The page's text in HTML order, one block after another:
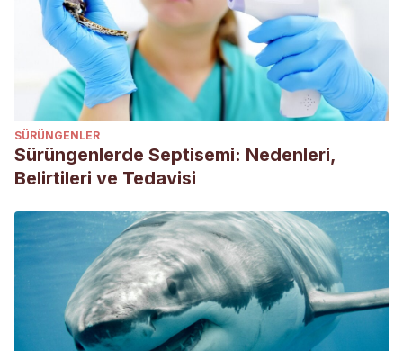
Chamorro, S., García, J., & de Blas, C. (2005). Nuevas
tendencias en la alimentación de conejos: Influencia de la
nutrición sobre la salud intestinal. XXI Curso de
Especialización FEDNA. Madrid, España
, 113.
Gidenne, T. (2003). Fibres in rabbit feeding for digestive
troubles prevention: respective role of low-digested and
digestible fibre.
Livestock Production Science
(2-3),
SÜRÜNGENLER
Sürüngenlerde Septisemi: Nedenleri,
Belirtileri ve Tedavisi